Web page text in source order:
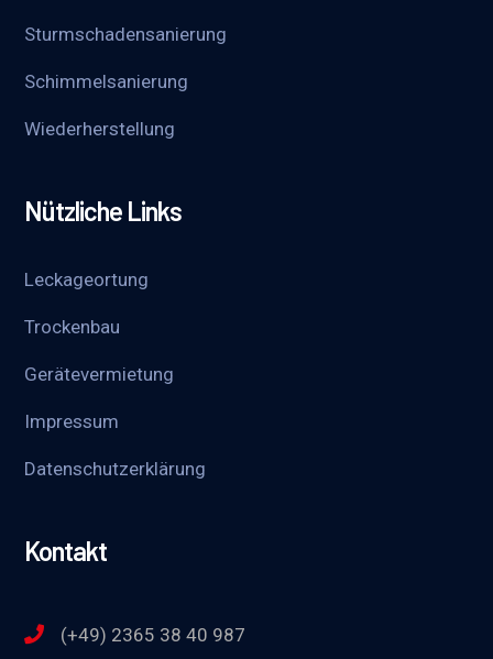
Sturmschadensanierung
Schimmelsanierung
Wieder­herstellung
Nützliche Links
Leckageortung
Trockenbau
Gerätevermietung
Impressum
Datenschutzerklärung
Kontakt
(+49) 2365 38 40 987